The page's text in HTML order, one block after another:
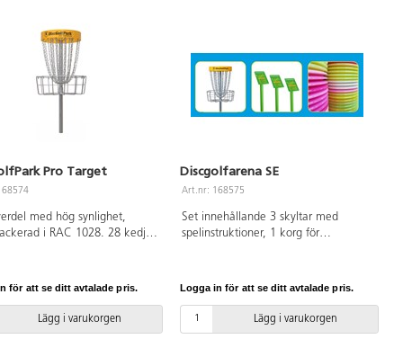
Pro Target
med hög synlighet,
i RAC 1028. 28 kedjor
sålda discgolfkorgen i
för att se ditt avtalade pris.
Lägg i varukorgen
Discgolfarena SE
Art.nr: 168575
Set innehållande 3 skyltar med
spelinstruktioner, 1 korg för
Discgolfarenan kan placeras i parker,
på skolgårdar eller i andra offentliga
Logga in för att se ditt avtalade pris.
Lägg i varukorgen